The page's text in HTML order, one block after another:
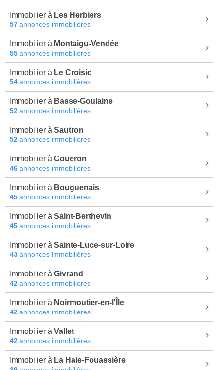
Immobilier à Les Herbiers
57 annonces immobilières
Immobilier à Montaigu-Vendée
55 annonces immobilières
Immobilier à Le Croisic
54 annonces immobilières
Immobilier à Basse-Goulaine
52 annonces immobilières
Immobilier à Sautron
52 annonces immobilières
Immobilier à Couëron
46 annonces immobilières
Immobilier à Bouguenais
45 annonces immobilières
Immobilier à Saint-Berthevin
45 annonces immobilières
Immobilier à Sainte-Luce-sur-Loire
43 annonces immobilières
Immobilier à Givrand
42 annonces immobilières
Immobilier à Noirmoutier-en-l'Île
42 annonces immobilières
Immobilier à Vallet
42 annonces immobilières
Immobilier à La Haie-Fouassière